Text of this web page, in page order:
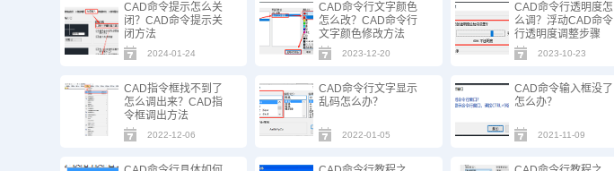
CAD命令提示怎么关
闭？CAD命令提示关
闭方法
2024-01-24
CAD命令行文字颜色
怎么改？CAD命令行
文字颜色修改方法
2023-12-20
CAD命令行透明度怎
么调？浮动CAD命令
行透明度调整步骤
2023-10-23
CAD指令框找不到了
怎么调出来？CAD指
令框调出方法
2022-12-06
CAD命令行文字显示
乱码怎么办？
2022-01-05
CAD命令输入框没了
怎么办？
2021-11-09